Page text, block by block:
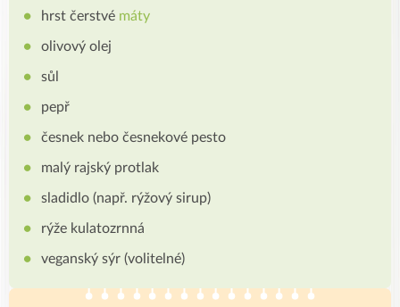
hrst čerstvé máty
olivový olej
sůl
pepř
česnek nebo česnekové pesto
malý rajský protlak
sladidlo (např. rýžový sirup)
rýže kulatozrnná
veganský sýr (volitelné)